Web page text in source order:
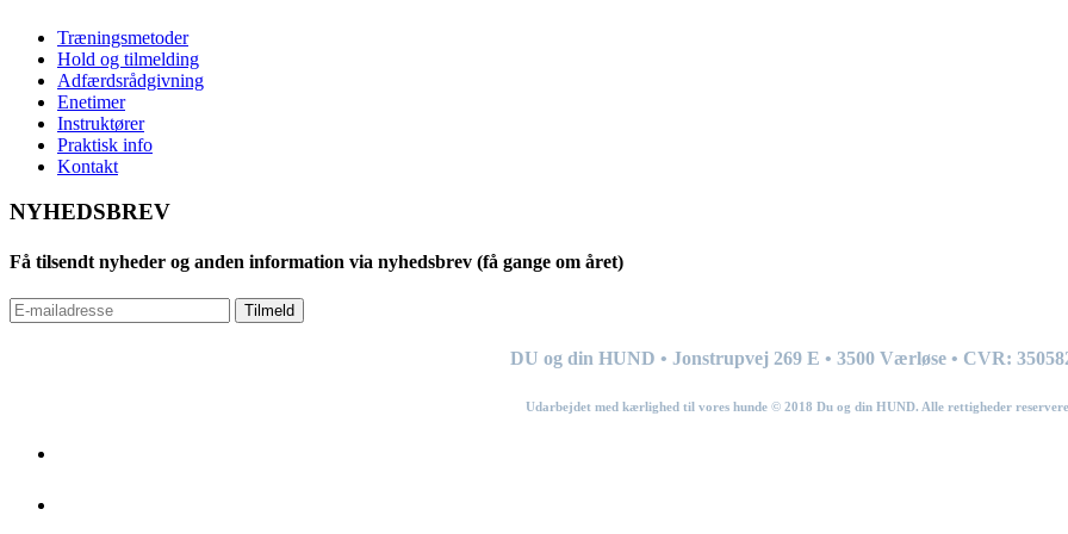
Træningsmetoder
Hold og tilmelding
Adfærdsrådgivning
Enetimer
Instruktører
Praktisk info
Kontakt
NYHEDSBREV
Få tilsendt nyheder og anden information via nyhedsbrev (få gange om året)
Tilmeld
DU og din HUND • Jonstrupvej 269 E • 3500 Værløse • CVR:
Udarbejdet med kærlighed til vores hunde © 201 8 Du og din HUND. Alle rettigheder